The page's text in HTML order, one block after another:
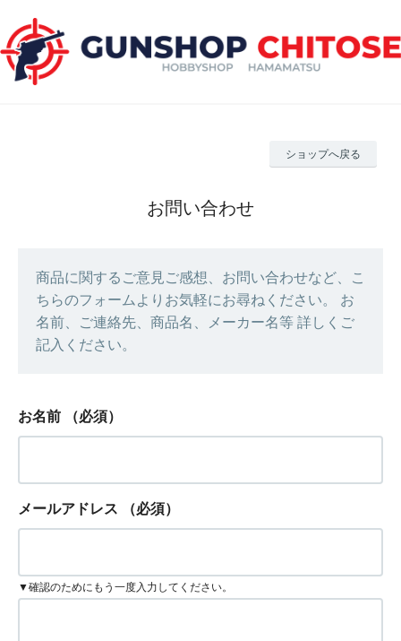
ショップへ戻る
お問い合わせ
商品に関するご意見ご感想、お問い合わせなど、こ
ちらのフォームよりお気軽にお尋ねください。 お
名前、ご連絡先、商品名、メーカー名等 詳しくご
記入ください。
お名前 （必須）
メールアドレス （必須）
▼確認のためにもう一度入力してください。